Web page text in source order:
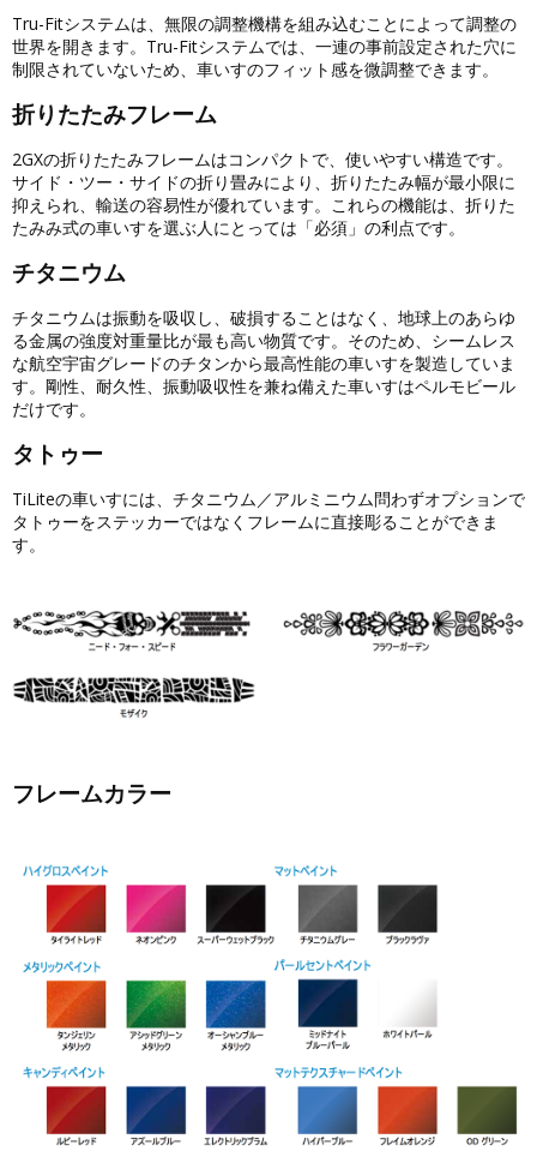
Tru-Fitシステムは、無限の調整機構を組み込むことによって調整の
世界を開きます。Tru-Fitシステムでは、一連の事前設定された穴に
制限されていないため、車いすのフィット感を微調整できます。
折りたたみフレーム
2GXの折りたたみフレームはコンパクトで、使いやすい構造です。
サイド・ツー・サイドの折り畳みにより、折りたたみ幅が最小限に
抑えられ、輸送の容易性が優れています。これらの機能は、折りた
たみみ式の車いすを選ぶ人にとっては「必須」の利点です。
チタニウム
チタニウムは振動を吸収し、破損することはなく、地球上のあらゆ
る金属の強度対重量比が最も高い物質です。そのため、シームレス
な航空宇宙グレードのチタンから最高性能の車いすを製造していま
す。剛性、耐久性、振動吸収性を兼ね備えた車いすはペルモビール
だけです。
タトゥー
TiLiteの車いすには、チタニウム／アルミニウム問わずオプションで
タトゥーをステッカーではなくフレームに直接彫ることができま
す。
フレームカラー